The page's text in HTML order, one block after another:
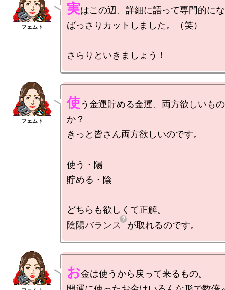
実はこの辺、詳細に語って専門的に
ばっさりカットしました。（笑）
使う金運貯める金運、両方欲しいも
か？
きっと皆さん両方欲しいのです。
使う・陽
貯める・陰
陰陽バランス
お金は使うから戻って来るもの。